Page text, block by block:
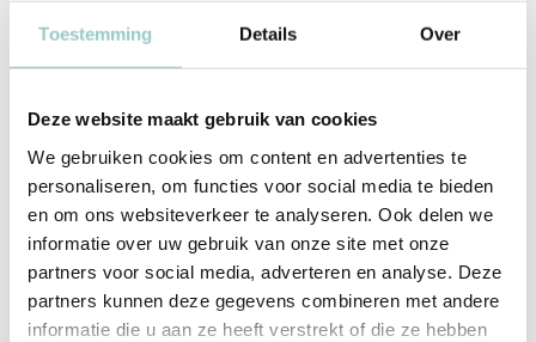
Toestemming Details Over
Deze website maakt gebruik van cookies
We gebruiken cookies om content en advertenties te
personaliseren, om functies voor social media te bieden
en om ons websiteverkeer te analyseren. Ook delen we
informatie over uw gebruik van onze site met onze
partners voor social media, adverteren en analyse. Deze
partners kunnen deze gegevens combineren met andere
informatie die u aan ze heeft verstrekt of die ze hebben
Spaarpotten en Nachtlampjes
assortiment. Heel populair zijnLeeuw Hakuna,Vos Cesar
Productspecificaties
SKU MND-1212